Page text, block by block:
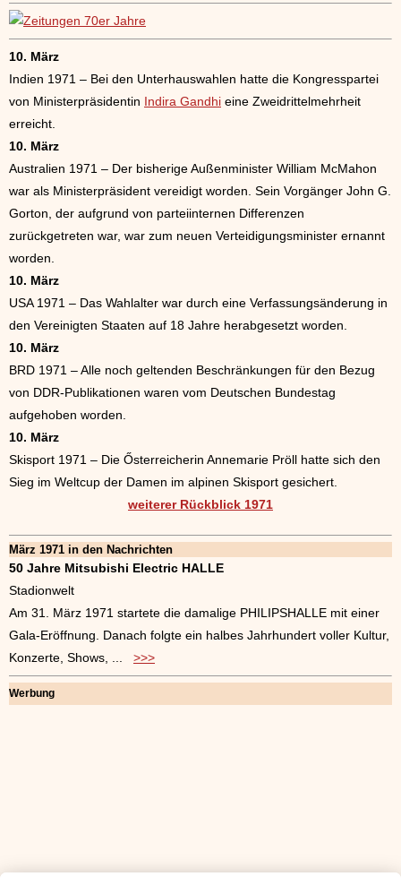
10. März
Indien 1971 – Bei den Unterhauswahlen hatte die Kongresspartei
von Ministerpräsidentin Indira Gandhi eine Zweidrittelmehrheit
erreicht.
10. März
Australien 1971 – Der bisherige Außenminister William McMahon
war als Ministerpräsident vereidigt worden. Sein Vorgänger John G.
Gorton, der aufgrund von parteiinternen Differenzen
zurückgetreten war, war zum neuen Verteidigungsminister ernannt
worden.
10. März
USA 1971 – Das Wahlalter war durch eine Verfassungsänderung in
den Vereinigten Staaten auf 18 Jahre herabgesetzt worden.
10. März
BRD 1971 – Alle noch geltenden Beschränkungen für den Bezug
von DDR-Publikationen waren vom Deutschen Bundestag
aufgehoben worden.
10. März
Skisport 1971 – Die Ősterreicherin Annemarie Pröll hatte sich den
Sieg im Weltcup der Damen im alpinen Skisport gesichert.
weiterer Rückblick 1971
März 1971 in den Nachrichten
50 Jahre Mitsubishi Electric HALLE
Stadionwelt
Am 31. März 1971 startete die damalige PHILIPSHALLE mit einer
Gala-Eröffnung. Danach folgte ein halbes Jahrhundert voller Kultur,
Konzerte, Shows, ... >>>
Werbung